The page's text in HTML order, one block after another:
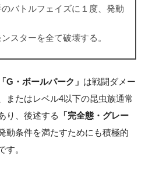
バトルフェイズに１度、発動
スターを全て破壊する。
「G・ボールパーク」 は戦闘ダメー
またはレベル4以下の昆虫族通常
り、後述する
「完全態・グレー
動条件を満たすためにも積極的
す。